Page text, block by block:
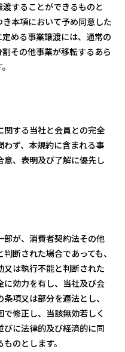
することができるものと
本項において予め同意した
める事業譲渡には、通常の
その他事業が移転するあら
する当社と会員との完全
ず、本規約に含まれる事
、表明及び了解に優先し
が、消費者契約法その他
断された場合であっても、
は執行不能と判断された
効力を有し、当社及び会
項又は部分を適法とし、
修正し、当該無効若しく
に法律的及び経済的に同
のとします。